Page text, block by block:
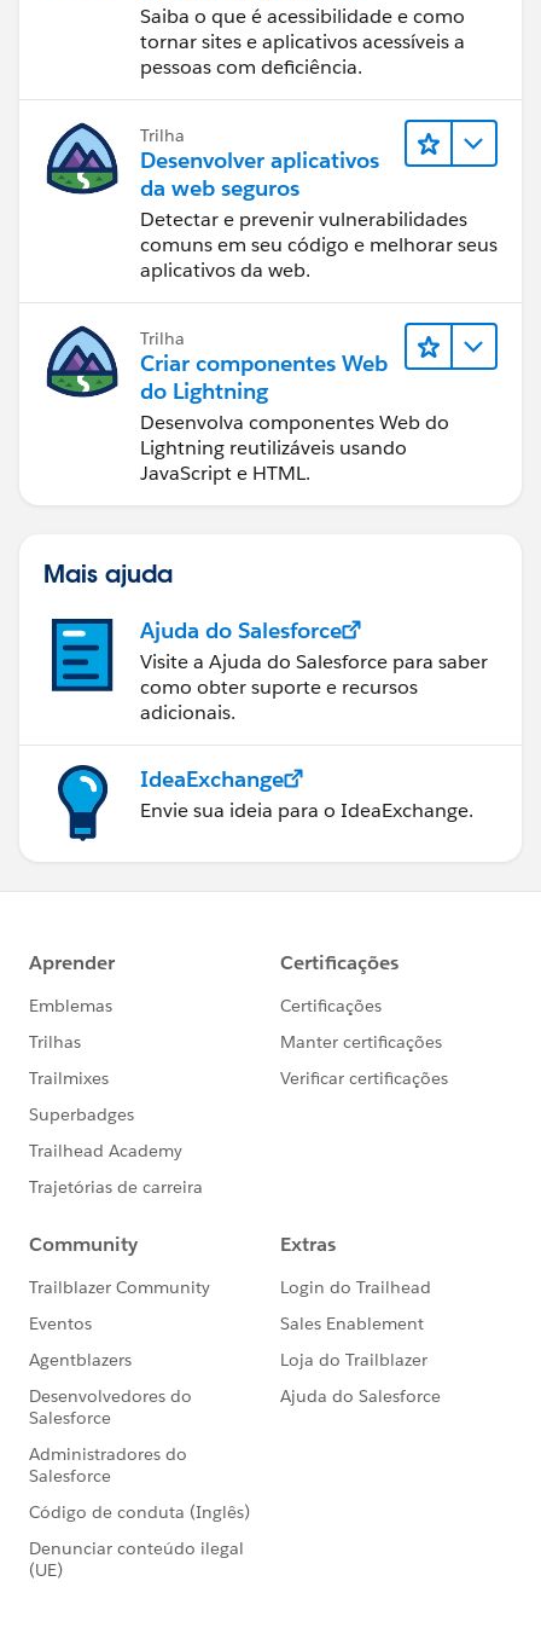
Saiba o que é acessibilidade e como
tornar sites e aplicativos acessíveis a
pessoas com deficiência.
Trilha
Desenvolver aplicativos
da web seguros
Detectar e prevenir vulnerabilidades
comuns em seu código e melhorar seus
aplicativos da web.
Trilha
Criar componentes Web
do Lightning
Desenvolva componentes Web do
Lightning reutilizáveis usando
JavaScript e HTML.
Mais ajuda
Ajuda do Salesforce
Visite a Ajuda do Salesforce para saber
como obter suporte e recursos
adicionais.
IdeaExchange
Envie sua ideia para o IdeaExchange.